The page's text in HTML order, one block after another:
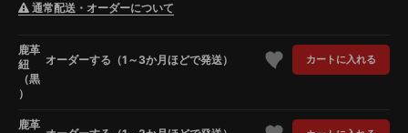
通常配送・オーダーについて
鹿革
紐
（黒
）
オーダーする（1～3か月ほどで発送） カートに入れる
鹿革